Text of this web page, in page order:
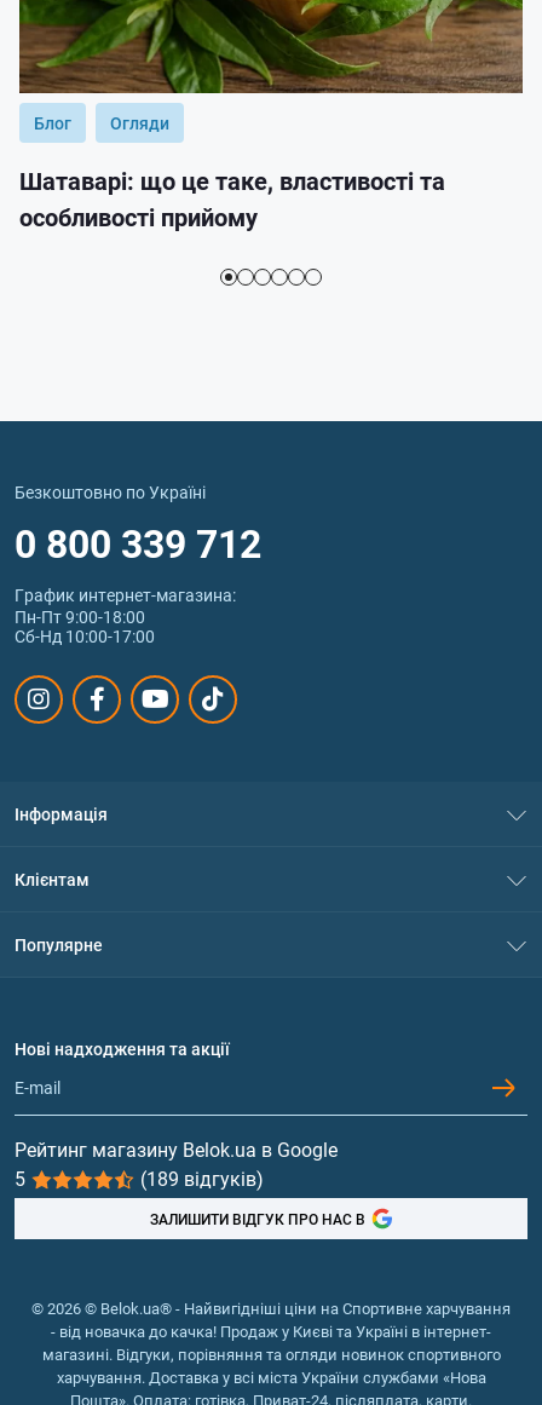
Блог Огляди
Шатаварі: що це таке, властивості та
особливості прийому
Безкоштовно по Україні
0 800 339 712
График интернет‑магазина:
Пн-Пт 9:00-18:00
Сб-Нд 10:00-17:00
Інформація
Політика конфіденційності
Обмін та повернення
Клієнтам
Популярне
Протеїн
Гейнери
Вітаміни та мінерали
Риб'ячий жир, жирні кислоти
Нові надходження та акції
Рейтинг магазину Belok.ua в Google
5
(189 відгуків)
ЗАЛИШИТИ ВІДГУК ПРО НАС В
© 2026 © Belok.ua® - Найвигідніші ціни на Спортивне харчування
- від новачка до качка! Продаж у Києві та Україні в інтернет-
магазині. Відгуки, порівняння та огляди новинок спортивного
харчування. Доставка у всі міста України службами «Нова
Пошта». Оплата: готівка, Приват-24, післяплата, карти.